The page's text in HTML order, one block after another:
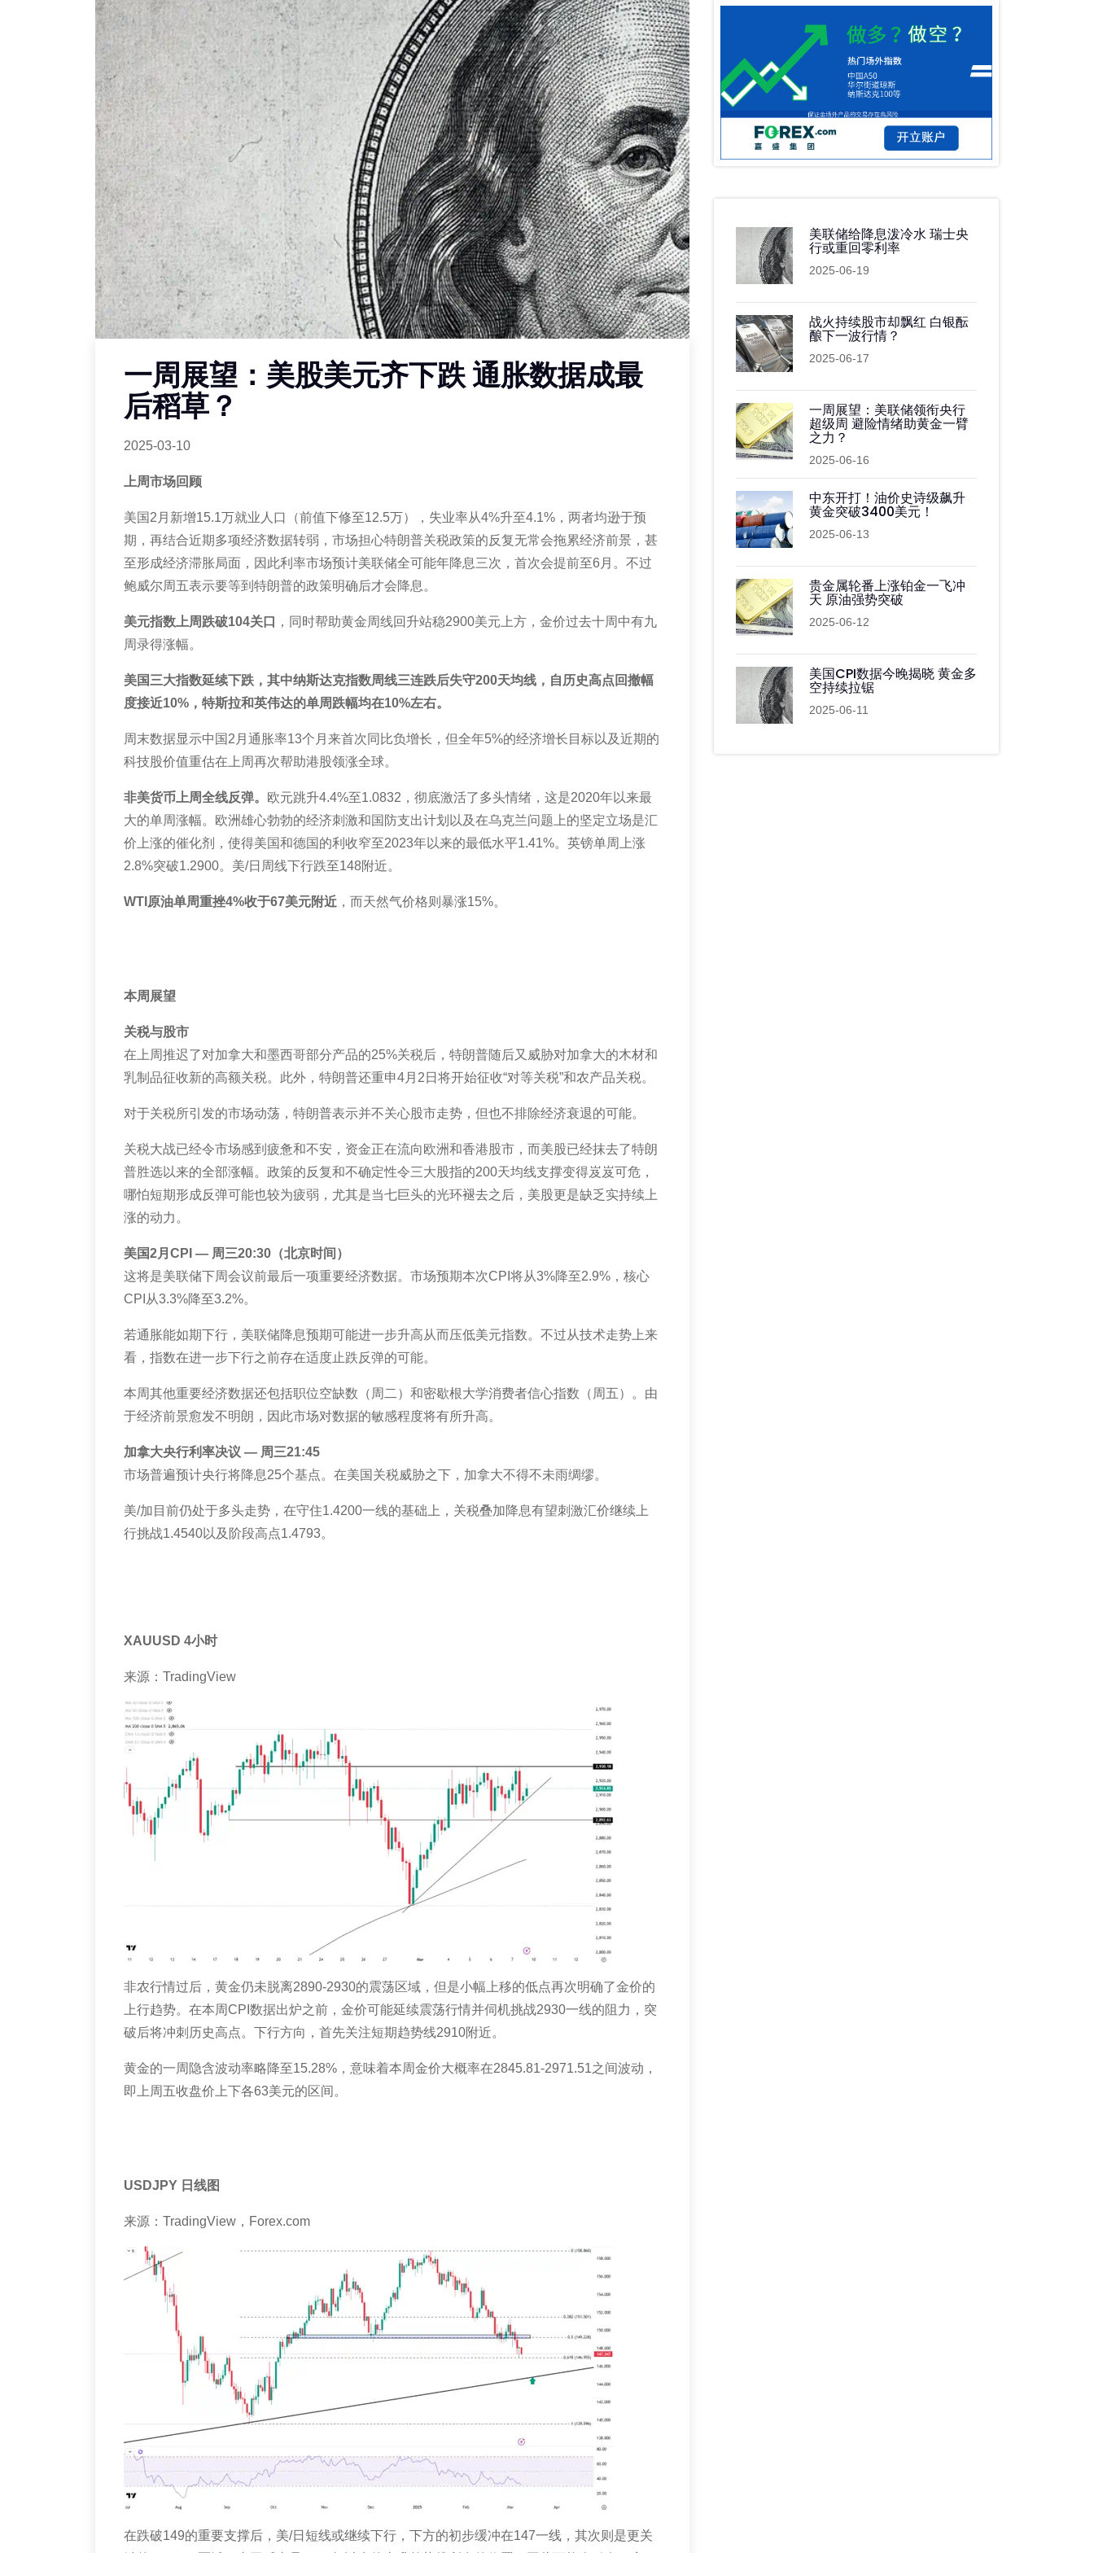
一周展望：美股美元齐下跌 通胀数据成最
后稻草？
2025-03-10
上周市场回顾
美国 2 月新增15.1万就业人口（前值下修至12.5万），失业率从4%升至4.1% ，两者均逊于预
期，再结合近期多项经济数据转弱，市场担心特朗普关税政策的反复无常会拖累经济前景，甚
至形成经济滞胀局面，因此利率市场预计美联储全可能年降息三次，首次会提前至6 月。 不过
鲍威尔周五表示要等到特朗普的政策明确后才会降息。
美元指数上周跌破104关口 ，同时帮助黄金周线回升站稳2900美元上方，金价过去十周中有九
周录得涨幅。
美国三大指数延续下跌，其中纳斯达克指数周线三连跌后失守200天均线，自历史高点回撤幅
度接近10% ，特斯拉和英伟达的单周跌幅均在10%左右。
周末数据显示中国 2 月通胀率13个月来首次同比负增长，但全年5%的经济增长目标以及近期的
科技股价值重估在上周再次帮助港股领涨全球。
非美货币上周全线反弹。 欧元跳升4.4%至1.0832 ，彻底激活了多头情绪，这是2020年以来最
大的单周涨幅。欧洲雄心勃勃的经济刺激和国防支出计划以及在乌克兰问题上的坚定立场是汇
价上涨的催化剂，使得美国和德国的利收窄至2023年以来的最低水平1.41%。英镑单周上涨
2.8%突破1.2900。美/日周线下行跌至148附近。
WTI 原油单周重挫4%收于67美元附近 ，而天然气价格则暴涨15%。
本周展望
关税与股市
在上周推迟了对加拿大和墨西哥部分产品的25%关税后，特朗普随后又威胁对加拿大的木材和
乳制品征收新的高额关税。此外，特朗普还重申4月 2 日将开始征收“对等关税”和农产品关税。
对于关税所引发的市场动荡，特朗普表示并不关心股市走势，但也不排除经济衰退的可能。
关税大战已经令市场感到疲惫和不安，资金正在流向欧洲和香港股市，而美股已经抹去了特朗
普胜选以来的全部涨幅。政策的反复和不确定性令三大股指的200天均线支撑变得岌岌可危，
哪怕短期形成反弹可能也较为疲弱，尤其是当七巨头的光环褪去之后，美股更是缺乏实持续上
涨的动力。
美国2月 CPI — 周三20:30 （北京时间）
这将是美联储下周会议前最后一项重要经济数据。市场预期本次CPI 将从3%降至2.9% ，核心
CPI 从3.3%降至3.2%。
若通胀能如期下行，美联储降息预期可能进一步升高从而压低美元指数。不过从技术走势上来
看，指数在进一步下行之前存在适度止跌反弹的可能。
本周其他重要经济数据还包括职位空缺数（周二）和密歇根大学消费者信心指数（周五）。由
于经济前景愈发不明朗，因此市场对数据的敏感程度将有所升高。
加拿大央行利率决议 — 周三21:45
市场普遍预计央行将降息25个基点。在美国关税威胁之下，加拿大不得不未雨绸缪。
美/加目前仍处于多头走势，在守住1.4200一线的基础上，关税叠加降息有望刺激汇价继续上
行挑战1.4540以及阶段高点1.4793。
XAUUSD 4小时
来源： TradingView
非农行情过后，黄金仍未脱离2890-2930的震荡区域，但是小幅上移的低点再次明确了金价的
上行趋势。在本周CPI 数据出炉之前，金价可能延续震荡行情并伺机挑战2930一线的阻力，突
破后将冲刺历史高点。下行方向，首先关注短期趋势线2910附近。
黄金的一周隐含波动率略降至15.28% ，意味着本周金价大概率在2845.81-2971.51之间波动，
即上周五收盘价上下各63美元的区间。
USDJPY 日线图
来源： TradingView ， Forex.com
在跌破149的重要支撑后，美/日短线或继续下行，下方的初步缓冲在147一线，其次则是更关
美联储给降息泼冷水 瑞士央
行或重回零利率
2025-06-19
战火持续股市却飘红 白银酝
酿下一波行情？
2025-06-17
一周展望：美联储领衔央行
超级周 避险情绪助黄金一臂
之力？
2025-06-16
中东开打！油价史诗级飙升
黄金突破3400美元！
2025-06-13
贵金属轮番上涨铂金一飞冲
天 原油强势突破
2025-06-12
美国CPI数据今晚揭晓 黄金多
空持续拉锯
2025-06-11